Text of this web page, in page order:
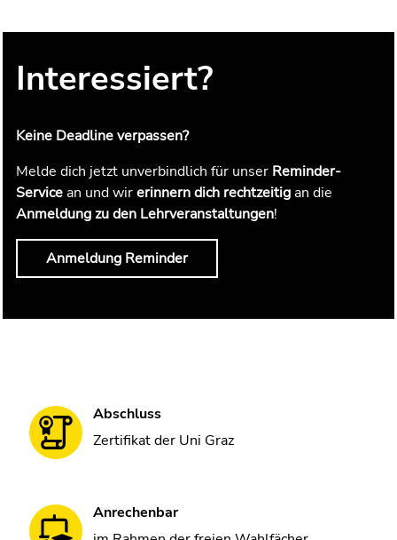
Interessiert?
Keine Deadline verpassen?
Melde dich jetzt unverbindlich für unser Reminder-
Servicean und wirerinnern dich rechtzeitigan die
Anmeldung zu den Lehrveranstaltungen!
Anmeldung Reminder
Abschluss
Zertifikat der Uni Graz
Anrechenbar